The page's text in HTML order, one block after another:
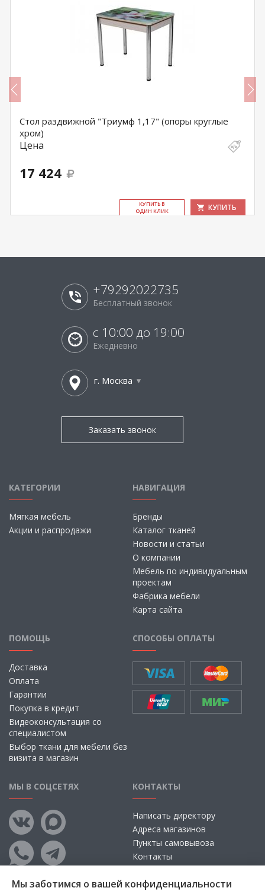
Стол раздвижной "Триумф 1,17" (опоры круглые
хром)
Цена
17 424
КУ­ПИТЬ В
ОДИН КЛИК
КУПИТЬ
+79292022735
Бесплатный звонок
с 10:00 до 19:00
Ежедневно
г. Москва
Заказать звонок
КАТЕГОРИИ
Мягкая мебель
Акции и распродажи
НАВИГАЦИЯ
Бренды
Каталог тканей
Новости и статьи
О компании
Мебель по индивидуальным
проектам
Фабрика мебели
Карта сайта
ПОМОЩЬ
Доставка
Оплата
Гарантии
Покупка в кредит
Видеоконсультация со
специалистом
Выбор ткани для мебели без
визита в магазин
СПОСОБЫ ОПЛАТЫ
МЫ В СОЦСЕТЯХ КОНТАКТЫ
Написать директору
Адреса магазинов
Пункты самовывоза
Контакты
Мы заботимся о вашей конфиденциальности